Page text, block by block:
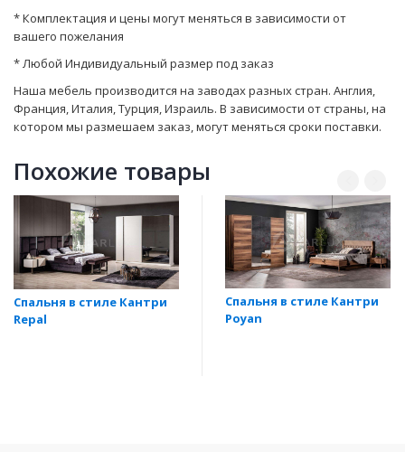
* Комплектация и цены могут меняться в зависимости от
вашего пожелания
* Любой Индивидуальный размер под заказ
Наша мебель производится на заводах разных стран. Англия,
Франция, Италия, Турция, Израиль. В зависимости от страны, на
котором мы размешаем заказ, могут мeняться сроки поставки.
Похожие товары
Спальня в стиле Кантри
Repal
Спальня в стиле Кантри
Poyan